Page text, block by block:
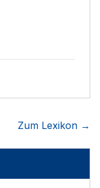
Zum Lexikon →